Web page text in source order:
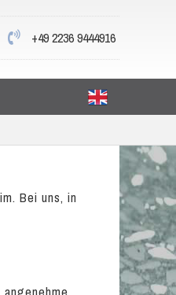
+49 2236 9444916
Bei uns, in